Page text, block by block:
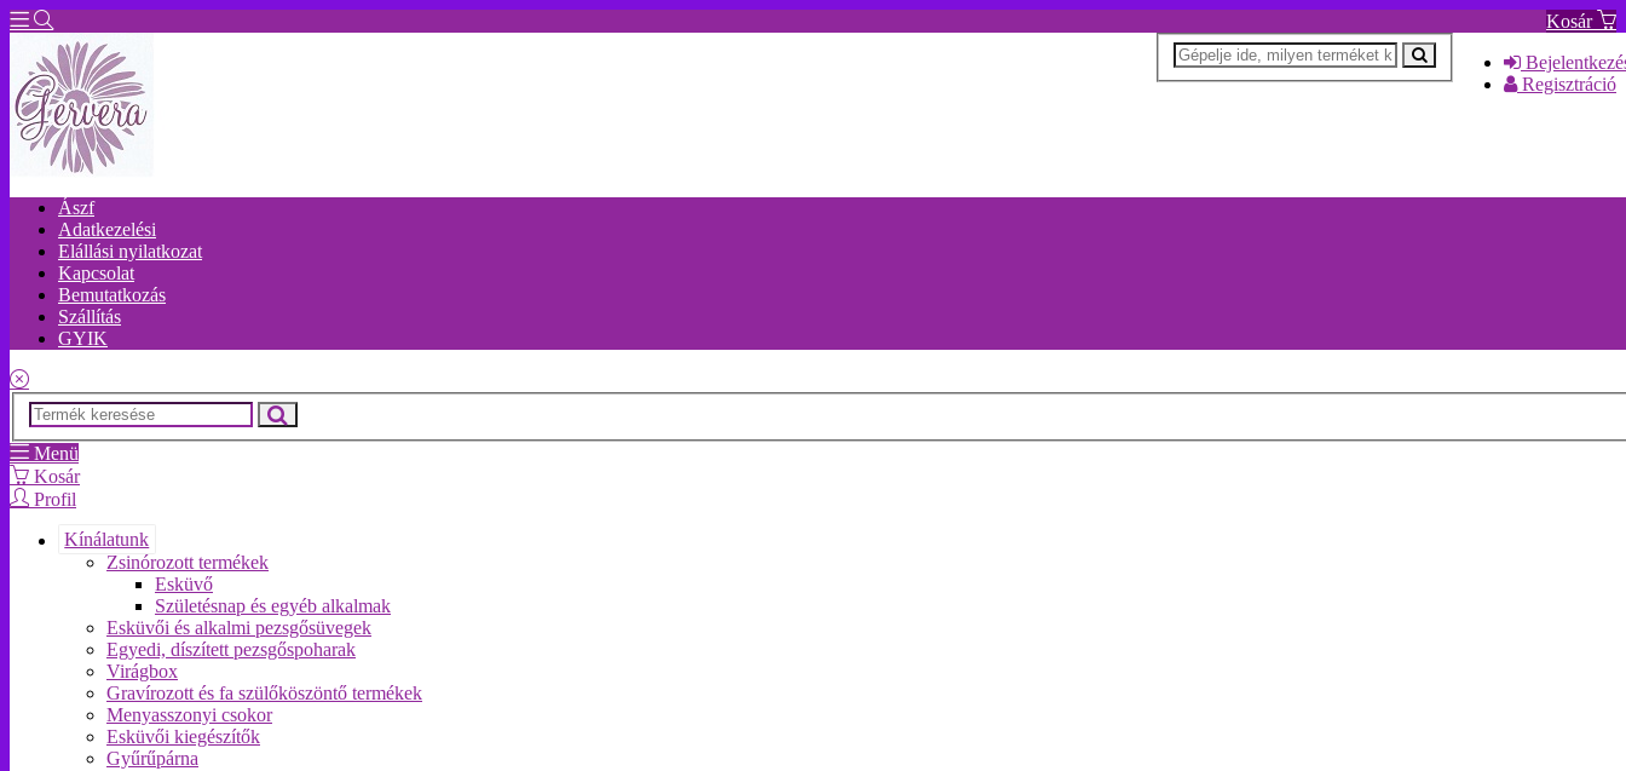
Kosár
Regisztráció
Ászf
Adatkezelési
Elállási nyilatkozat
Kapcsolat
Bemutatkozás
Szállítás
GYIK
Menü
Kosár
Profil
Kínálatunk
Zsinórozott termékek
Esküvő
Születésnap és egyéb alkalmak
Esküvői és alkalmi pezsgősüvegek
Egyedi, díszített pezsgőspoharak
Virágbox
Gravírozott és fa szülőköszöntő termékek
Menyasszonyi csokor
Esküvői kiegészítők
Gyűrűpárna